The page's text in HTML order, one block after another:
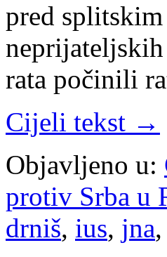
pred
rata počinili
Cijeli tekst →
Objavljeno u:
protiv Srba u
drniš, ius, jna,